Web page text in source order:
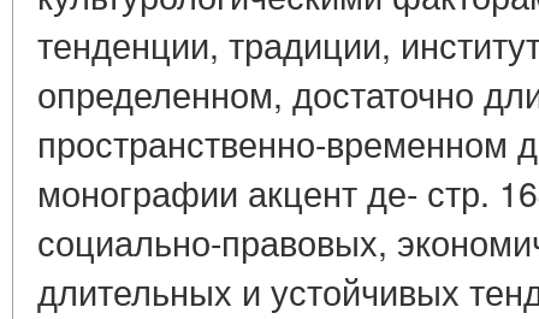
тенденции, традиции,
определенном, достаточно
пространственно-временном
монографии акцент де- стр.
социально-правовых,
длительных и устойчивых